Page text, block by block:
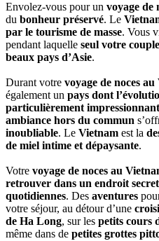
Envolez-vous pour un voyage de
du bonheur préservé. Le
par le tourisme de masse. Vous
pendant laquelle seul votre
beaux pays d’Asie.
Durant votre voyage de noces
également un pays dont
particulièrement
ambiance hors du commun
inoubliable. Le Vietnam est la
de miel intime et dépaysante.
Votre voyage de noces au
retrouver dans un endroit
quotidiennes. Des aventures
votre séjour, au détour d’une
de Ha Long, sur les petits cours
même dans de petites grottes